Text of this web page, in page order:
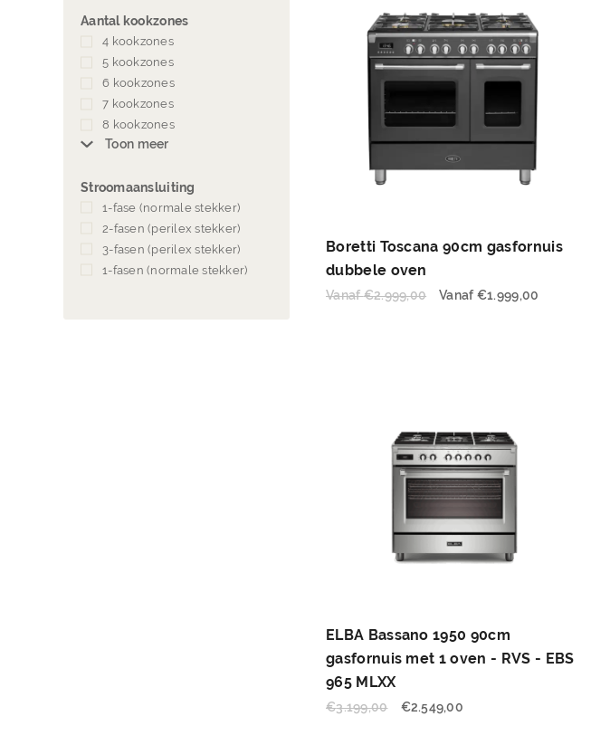
Aantal kookzones
4 kookzones
5 kookzones
6 kookzones
7 kookzones
8 kookzones
Toon meer
Stroomaansluiting
1-fase (normale stekker)
2-fasen (perilex stekker)
3-fasen (perilex stekker)
1-fasen (normale stekker)
Boretti Toscana 90cm gasfornuis
dubbele oven
Vanaf€2.999,00 Vanaf€1.999,00
ELBA Bassano 1950 90cm
gasfornuis met 1 oven - RVS - EBS
965 MLXX
€3.199,00 €2.549,00